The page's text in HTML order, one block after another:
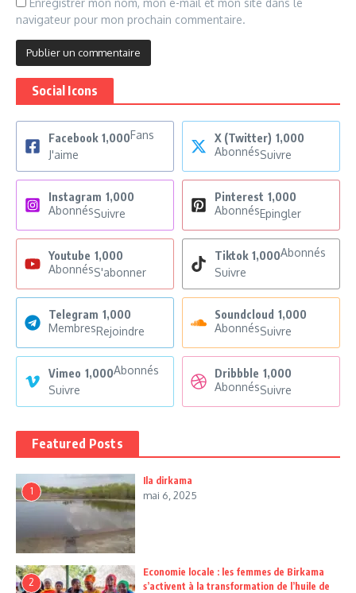
navigateur pour mon prochain commentaire.
Social Icons
Facebook 1,000Fans
J'aime
X (Twitter) 1,000
AbonnésSuivre
Instagram 1,000
AbonnésSuivre
Pinterest 1,000
AbonnésEpingler
Youtube 1,000
AbonnésS'abonner
Tiktok 1,000Abonnés
Suivre
Telegram 1,000
MembresRejoindre
Soundcloud 1,000
AbonnésSuivre
Vimeo 1,000Abonnés
Suivre
Dribbble 1,000
AbonnésSuivre
Featured Posts
1
Ila dirkama
mai 6, 2025
2
Economie locale : les femmes de Birkama
s’activent à la transformation de l’huile de